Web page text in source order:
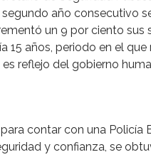
año consecutivo
un 9 por ciento sus
15 años, periodo en el
reflejo del gobierno
contar con una
y confianza, se